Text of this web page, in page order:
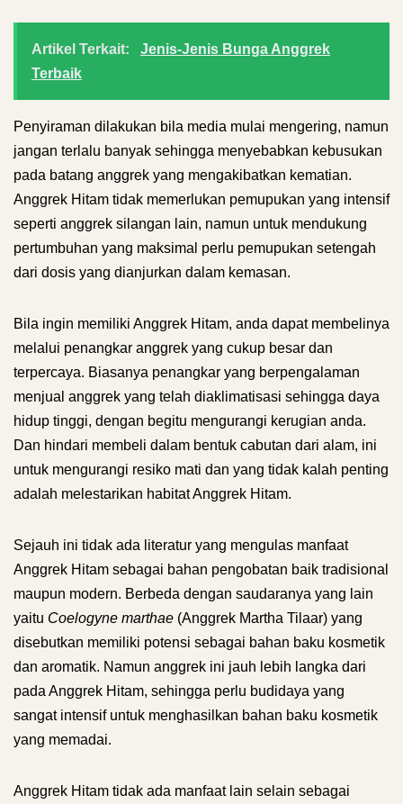
Artikel Terkait:
Jenis-Jenis Bunga Anggrek
Terbaik
Penyiraman dilakukan bila media mulai mengering, namun
jangan terlalu banyak sehingga menyebabkan kebusukan
pada batang anggrek yang mengakibatkan kematian.
Anggrek Hitam tidak memerlukan pemupukan yang intensif
seperti anggrek silangan lain, namun untuk mendukung
pertumbuhan yang maksimal perlu pemupukan setengah
dari dosis yang dianjurkan dalam kemasan.
Bila ingin memiliki Anggrek Hitam, anda dapat membelinya
melalui penangkar anggrek yang cukup besar dan
terpercaya. Biasanya penangkar yang berpengalaman
menjual anggrek yang telah diaklimatisasi sehingga daya
hidup tinggi, dengan begitu mengurangi kerugian anda.
Dan hindari membeli dalam bentuk cabutan dari alam, ini
untuk mengurangi resiko mati dan yang tidak kalah penting
adalah melestarikan habitat Anggrek Hitam.
Sejauh ini tidak ada literatur yang mengulas manfaat
Anggrek Hitam sebagai bahan pengobatan baik tradisional
maupun modern. Berbeda dengan saudaranya yang lain
yaitu Coelogyne marthae (Anggrek Martha Tilaar) yang
disebutkan memiliki potensi sebagai bahan baku kosmetik
dan aromatik. Namun anggrek ini jauh lebih langka dari
pada Anggrek Hitam, sehingga perlu budidaya yang
sangat intensif untuk menghasilkan bahan baku kosmetik
yang memadai.
Anggrek Hitam tidak ada manfaat lain selain sebagai